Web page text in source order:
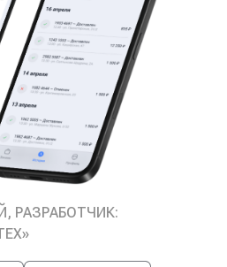
РАЗРАБОТЧИК: